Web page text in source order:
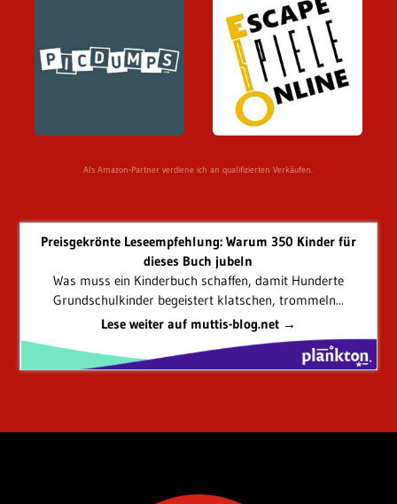
Als Amazon-Partner verdiene ich an qualifizierten Verkäufen.
Preisgekrönte Leseempfehlung: Warum 350 Kinder für
dieses Buch jubeln
Was muss ein Kinderbuch schaffen, damit Hunderte
Grundschulkinder begeistert klatschen, trommeln...
Lese weiter auf muttis-blog.net →